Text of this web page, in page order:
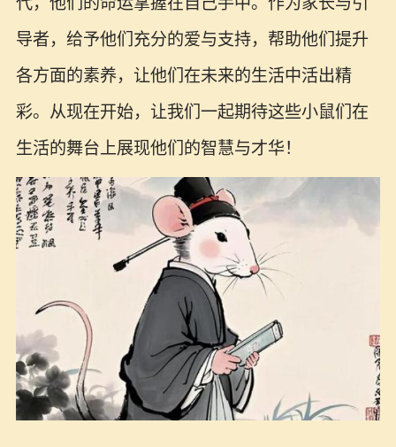
导者，给予他们充分的爱与支持，帮助他们提升
各方面的素养，让他们在未来的生活中活出精
彩。从现在开始，让我们一起期待这些小鼠们在
生活的舞台上展现他们的智慧与才华！